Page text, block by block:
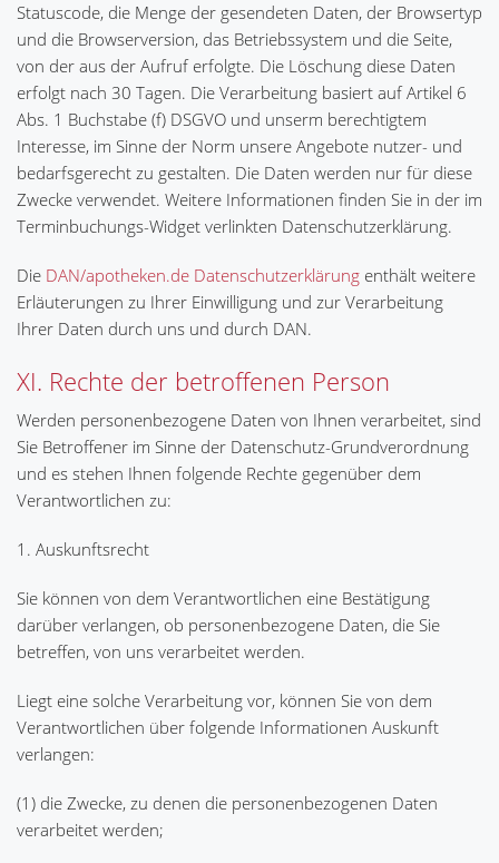
Statuscode, die Menge der gesendeten Daten, der Browsertyp
und die Browserversion, das Betriebssystem und die Seite,
von der aus der Aufruf erfolgte. Die Löschung diese Daten
erfolgt nach 30 Tagen. Die Verarbeitung basiert auf Artikel 6
Abs. 1 Buchstabe (f) DSGVO und unserm berechtigtem
Interesse, im Sinne der Norm unsere Angebote nutzer- und
bedarfsgerecht zu gestalten. Die Daten werden nur für diese
Zwecke verwendet. Weitere Informationen finden Sie in der im
Terminbuchungs-Widget verlinkten Datenschutzerklärung.
Die DAN/apotheken.de Datenschutzerklärung enthält weitere
Erläuterungen zu Ihrer Einwilligung und zur Verarbeitung
Ihrer Daten durch uns und durch DAN.
XI. Rechte der betroffenen Person
Werden personenbezogene Daten von Ihnen verarbeitet, sind
Sie Betroffener im Sinne der Datenschutz-Grundverordnung
und es stehen Ihnen folgende Rechte gegenüber dem
Verantwortlichen zu:
1. Auskunftsrecht
Sie können von dem Verantwortlichen eine Bestätigung
darüber verlangen, ob personenbezogene Daten, die Sie
betreffen, von uns verarbeitet werden.
Liegt eine solche Verarbeitung vor, können Sie von dem
Verantwortlichen über folgende Informationen Auskunft
verlangen:
(1) die Zwecke, zu denen die personenbezogenen Daten
verarbeitet werden;